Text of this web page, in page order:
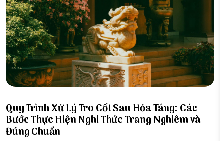
Quy Trình Xử Lý Tro Cốt Sau Hỏa Táng: Các
Bước Thực Hiện Nghi Thức Trang Nghiêm và
Đúng Chuẩn